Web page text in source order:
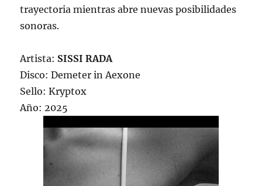
trayectoria mientras abre nuevas posibilidades
sonoras.
Artista: SISSI RADA
Disco: Demeter in Aexone
Sello: Kryptox
Año: 2025